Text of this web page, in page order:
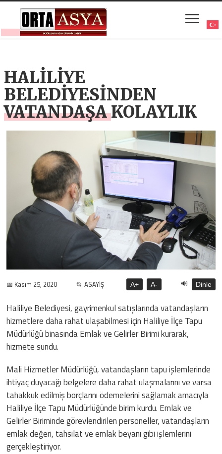
HALİLİYE
BELEDİYESİNDEN
VATANDAŞA KOLAYLIK
📅 Kasım 25, 2020 📂 ASAYİŞ A+ A- 🔊 Dinle
Haliliye Belediyesi, gayrimenkul satışlarında vatandaşların
hizmetlere daha rahat ulaşabilmesi için Haliliye İlçe Tapu
Müdürlüğü binasında Emlak ve Gelirler Birimi kurarak,
hizmete sundu.
Mali Hizmetler Müdürlüğü, vatandaşların tapu işlemlerinde
ihtiyaç duyacağı belgelere daha rahat ulaşmalarını ve varsa
tahakkuk edilmiş borçlarını ödemelerini sağlamak amacıyla
Haliliye İlçe Tapu Müdürlüğünde birim kurdu. Emlak ve
Gelirler Biriminde görevlendirilen personeller, vatandaşların
emlak değeri, tahsilat ve emlak beyanı gibi işlemlerini
gerçekleştiriyor.